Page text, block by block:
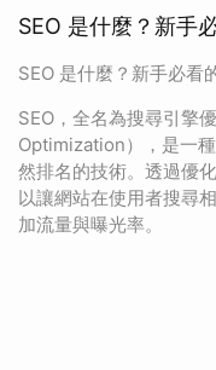
SEO 是什麼？新手
SEO 是什麼？新手必看
SEO，全名為搜尋引擎
Optimization），是一
然排名的技術。透過優
以讓網站在使用者搜尋
加流量與曝光率。